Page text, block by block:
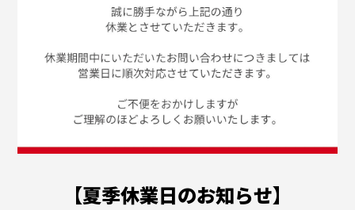
【夏季休業日のお知らせ】